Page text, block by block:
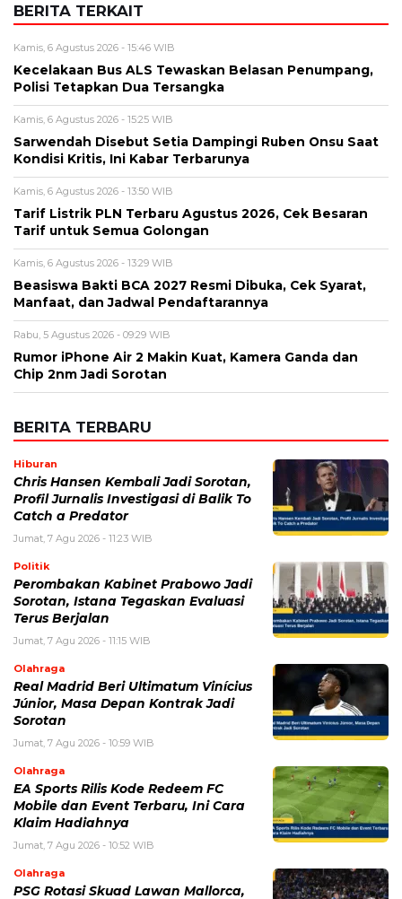
BERITA TERKAIT
Kamis, 6 Agustus 2026 - 15:46 WIB
Kecelakaan Bus ALS Tewaskan Belasan Penumpang,
Polisi Tetapkan Dua Tersangka
Kamis, 6 Agustus 2026 - 15:25 WIB
Sarwendah Disebut Setia Dampingi Ruben Onsu Saat
Kondisi Kritis, Ini Kabar Terbarunya
Kamis, 6 Agustus 2026 - 13:50 WIB
Tarif Listrik PLN Terbaru Agustus 2026, Cek Besaran
Tarif untuk Semua Golongan
Kamis, 6 Agustus 2026 - 13:29 WIB
Beasiswa Bakti BCA 2027 Resmi Dibuka, Cek Syarat,
Manfaat, dan Jadwal Pendaftarannya
Rabu, 5 Agustus 2026 - 09:29 WIB
Rumor iPhone Air 2 Makin Kuat, Kamera Ganda dan
Chip 2nm Jadi Sorotan
BERITA TERBARU
Hiburan
Chris Hansen Kembali Jadi Sorotan,
Profil Jurnalis Investigasi di Balik To
Catch a Predator
Jumat, 7 Agu 2026 - 11:23 WIB
Politik
Perombakan Kabinet Prabowo Jadi
Sorotan, Istana Tegaskan Evaluasi
Terus Berjalan
Jumat, 7 Agu 2026 - 11:15 WIB
Olahraga
Real Madrid Beri Ultimatum Vinícius
Júnior, Masa Depan Kontrak Jadi
Sorotan
Jumat, 7 Agu 2026 - 10:59 WIB
Olahraga
EA Sports Rilis Kode Redeem FC
Mobile dan Event Terbaru, Ini Cara
Klaim Hadiahnya
Jumat, 7 Agu 2026 - 10:52 WIB
Olahraga
PSG Rotasi Skuad Lawan Mallorca,